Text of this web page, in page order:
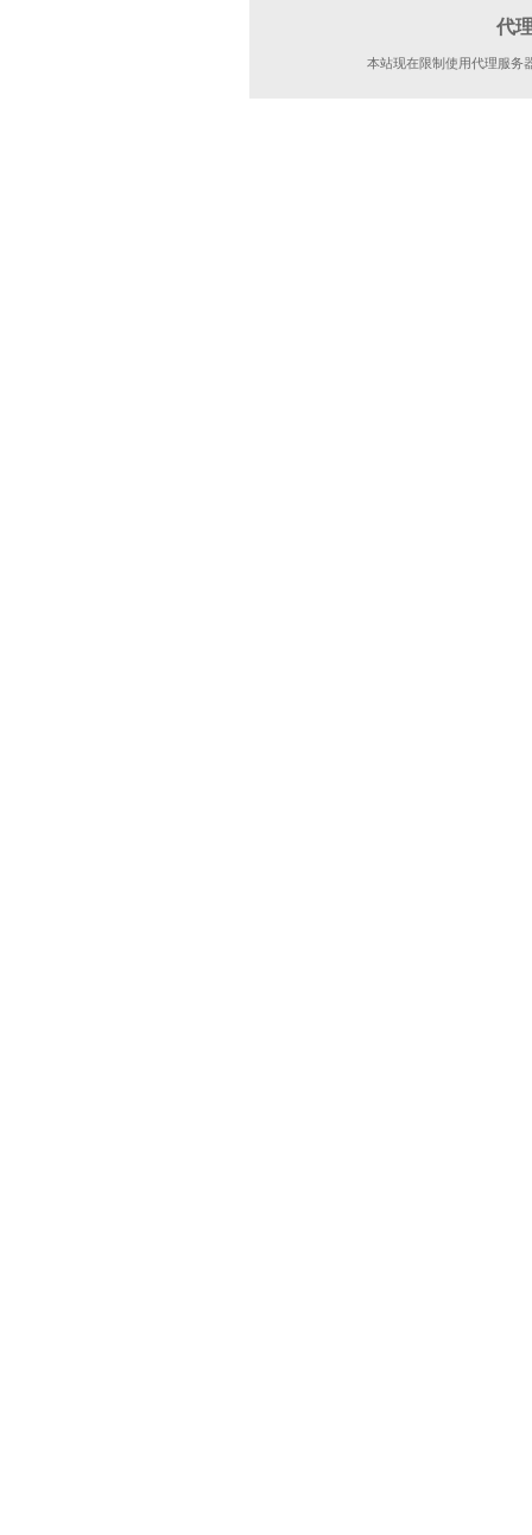
代
本站现在限制使用代理服务